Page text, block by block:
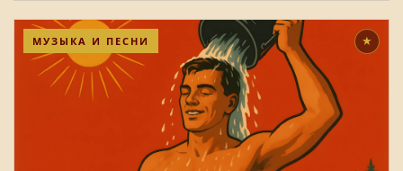
МУЗЫКА И ПЕСНИ ★